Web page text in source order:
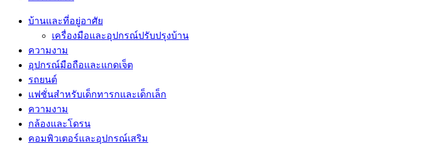
บ้านและที่อยู่อาศัย
เครื่องมือและอุปกรณ์ปรับปรุงบ้าน
ความงาม
อุปกรณ์มือถือและแกดเจ็ต
รถยนต์
แฟชั่นสำหรับเด็กทารกและเด็กเล็ก
ความงาม
กล้องและโดรน
คอมพิวเตอร์และอุปกรณ์เสริม